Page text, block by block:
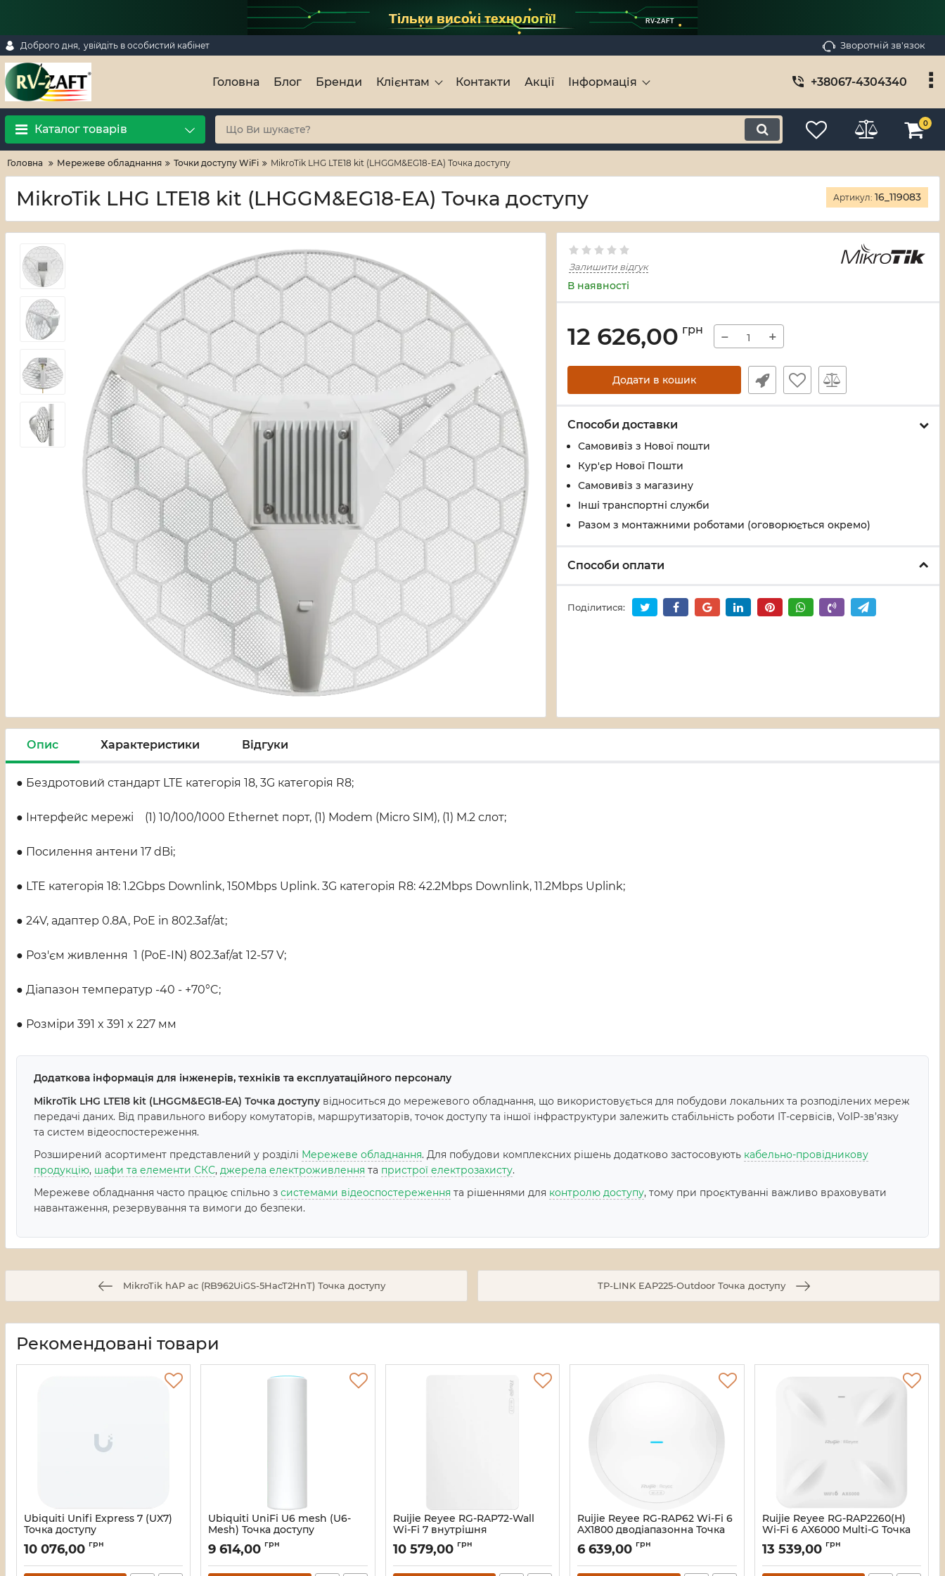
Тільки високі технології! RV-ZAFT
Доброго дня, увійдіть в особистий кабінет Зворотній зв'язок
Головна Блог Бренди Клієнтам Контакти Акції Інформація +38067-4304340
Каталог товарів 0
Головна Мережеве обладнання Точки доступу WiFi MikroTik LHG LTE18 kit (LHGGM&EG18-EA) Точка доступу
MikroTik LHG LTE18 kit (LHGGM&EG18-EA) Точка доступу Артикул: 16_119083
Залишити відгук
В наявності
12 626,00 грн − +
Додати в кошик
Способи доставки
Самовивіз з Нової пошти
Кур'єр Нової Пошти
Самовивіз з магазину
Інші транспортні служби
Разом з монтажними роботами (оговорюється окремо)
Способи оплати
Поділитися:
Опис Характеристики Відгуки
● Бездротовий стандарт LTE категорія 18, 3G категорія R8;
● Інтерфейс мережі (1) 10/100/1000 Ethernet порт, (1) Modem (Micro SIM), (1) M.2 слот;
● Посилення антени 17 dBi;
● LTE категорія 18: 1.2Gbps Downlink, 150Mbps Uplink. 3G категорія R8: 42.2Mbps Downlink, 11.2Mbps Uplink;
● 24V, адаптер 0.8А, PoE in 802.3af/at;
● Роз'єм живлення 1 (PoE-IN) 802.3af/at 12-57 V;
● Діапазон температур -40 - +70°C;
● Розміри 391 x 391 x 227 мм
Додаткова інформація для інженерів, техніків та експлуатаційного персоналу
MikroTik LHG LTE18 kit (LHGGM&EG18-EA) Точка доступу відноситься до мережевого обладнання, що використовується для побудови локальних та розподілених мереж
передачі даних. Від правильного вибору комутаторів, маршрутизаторів, точок доступу та іншої інфраструктури залежить стабільність роботи IT-сервісів, VoIP-зв’язку
та систем відеоспостереження.
Розширений асортимент представлений у розділі Мережеве обладнання. Для побудови комплексних рішень додатково застосовують кабельно-провідникову
продукцію, шафи та елементи СКС, джерела електроживлення та пристрої електрозахисту.
Мережеве обладнання часто працює спільно з системами відеоспостереження та рішеннями для контролю доступу, тому при проєктуванні важливо враховувати
навантаження, резервування та вимоги до безпеки.
MikroTik hAP ac (RB962UiGS-5HacT2HnT) Точка доступу TP-LINK EAP225-Outdoor Точка доступу
Рекомендовані товари
Ubiquiti Unifi Express 7 (UX7)
Точка доступу
Артикул:16_118262
10 076,00 грн
Ubiquiti UniFi U6 mesh (U6-
Mesh) Точка доступу
Артикул:16_118255
9 614,00 грн
Ruijie Reyee RG-RAP72-Wall
Wi-Fi 7 внутрішня
дводіапазонна Точка доступу
Артикул:16_118226
10 579,00 грн
Ruijie Reyee RG-RAP62 Wi-Fi 6
AX1800 дводіапазонна Точка
Артикул:16_116952
6 639,00 грн
Ruijie Reyee RG-RAP2260(H)
Wi-Fi 6 AX6000 Multi-G Точка
Артикул:16_111897
13 539,00 грн